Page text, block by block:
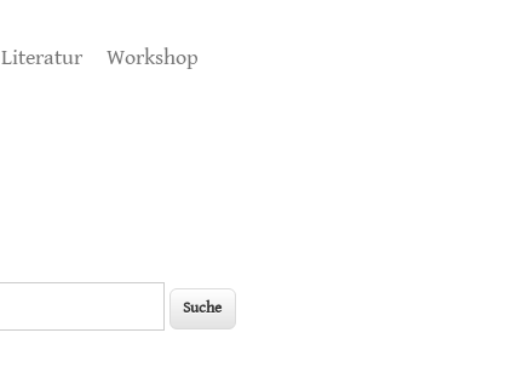
Literatur Workshop